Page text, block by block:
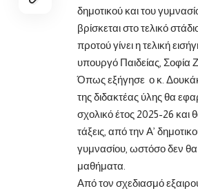
δημοτικού και του
βρίσκεται στο τελικό
προτού γίνει η τελική
υπουργό Παιδείας, Σοφία
Όπως εξήγησε ο κ.
της διδακτέας ύλης θα
σχολικό έτος 2025-26 και
τάξεις, από την Α’
γυμνασίου, ωστόσο δεν
μαθήματα.
Από τον σχεδιασμό